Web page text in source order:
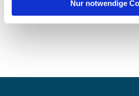
Nur notwendige